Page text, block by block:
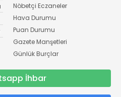
Nöbetçi Eczaneler
Hava Durumu
Puan Durumu
Gazete Manşetleri
Günlük Burçlar
İhbar